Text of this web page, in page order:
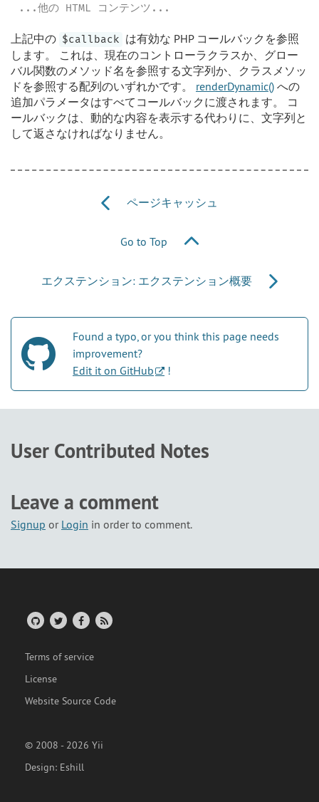
...他の HTML コンテンツ...
上記中の $callback は有効な PHP コールバックを参照
します。 これは、現在のコントローラクラスか、グロー
バル関数のメソッド名を参照する文字列か、クラスメソッ
ドを参照する配列のいずれかです。 renderDynamic() への
追加パラメータはすべてコールバックに渡されます。 コ
ールバックは、動的な内容を表示する代わりに、文字列と
して返さなければなりません。
ページキャッシュ
Go to Top
エクステンション: エクステンション概要
Found a typo, or you think this page needs
improvement?
Edit it on GitHub
!
User Contributed Notes
Leave a comment
Signup or Login in order to comment.
Terms of service
License
Website Source Code
© 2008 - 2026 Yii
Design: Eshill